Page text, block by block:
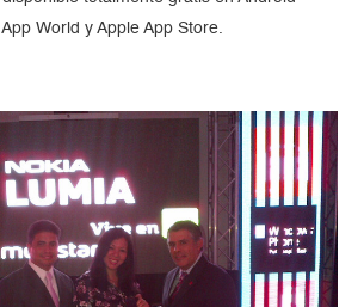
World y Apple App Store.